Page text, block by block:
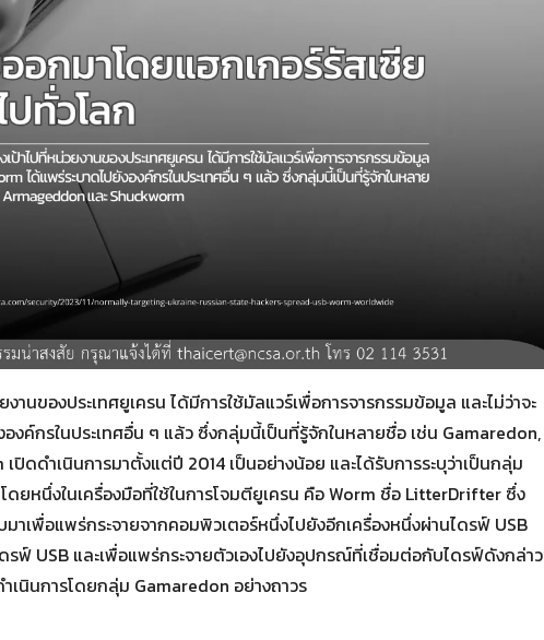
ของประเทศยูเครน ได้มีการใช้มัลแวร์เพื่อการจารกรรมข้อมูล และไม่ว่าจะ
งค์กรในประเทศอื่น ๆ แล้ว ซึ่งกลุ่มนี้เป็นที่รู้จักในหลายชื่อ เช่น Gamaredon,
ดดำเนินการมาตั้งแต่ปี 2014 เป็นอย่างน้อย และได้รับการระบุว่าเป็นกลุ่ม
ยหนึ่งในเครื่องมือที่ใช้ในการโจมตียูเครน คือ Worm ชื่อ LitterDrifter ซึ่ง
เพื่อแพร่กระจายจากคอมพิวเตอร์หนึ่งไปยังอีกเครื่องหนึ่งผ่านไดรฟ์ USB
รฟ์ USB และเพื่อแพร่กระจายตัวเองไปยังอุปกรณ์ที่เชื่อมต่อกับไดรฟ์ดังกล่าว
นินการโดยกลุ่ม Gamaredon อย่างถาวร